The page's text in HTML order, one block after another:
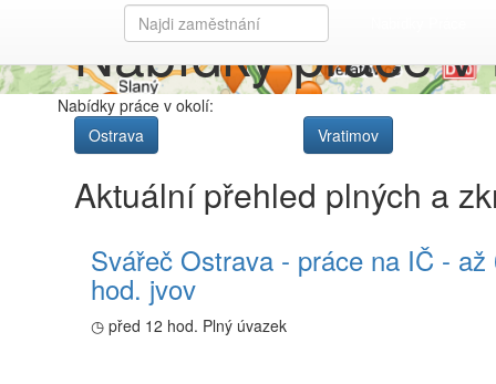
Nabídky práce
Nabídky práce v okolí:
Ostrava
Vratimov
Aktuální přehled plných a
Svářeč Ostrava - práce na IČ -
hod. jvov
◷ před 12 hod. Plný úvazek